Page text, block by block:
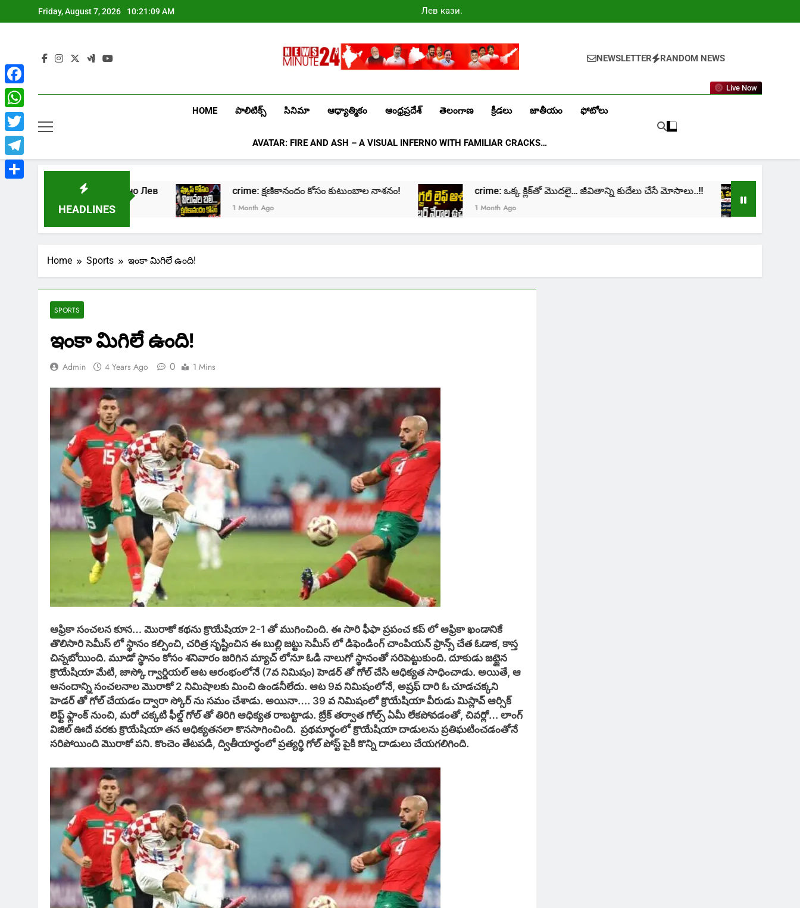
to
Friday, August 7, 2026 10:21:10 AM
Лев казино
промокоды
Newsminute24
NEWSLETTER RANDOM NEWS
Live Now
HOME పాలిటిక్స్ సినిమా ఆధ్యాత్మికం ఆంధ్రప్రదేశ్ తెలంగాణ క్రీడలు జాతీయం ఫోటోలు
AVATAR: FIRE AND ASH – A VISUAL INFERNO WITH FAMILIAR CRACKS…
HEADLINES
в онлайн казино Лев crime: క్షణికానందం కోసం కుటుంబాల నాశనం!
1 Month Ago
crime: ఒక్క క్లిక్‌తో మొదలై… జీవితాన్ని కుదేలు చేసే మోసాలు..!!
1 Month Ago
cinima: “నా
1 Month Ago
Home Sports ఇంకా మిగిలే ఉంది!
SPORTS
ఇంకా మిగిలే ఉంది!
Admin 4 Years Ago 0 1 Mins
ఆఫ్రికా సంచలన కూన… మొరాకో కథను క్రొయేషియా 2-1 తో ముగించింది. ఈ సారి ఫీఫా ప్రపంచ కప్ లో ఆఫ్రికా ఖండానికే
తొలిసారి సెమీస్ లో స్థానం కల్పించి, చరిత్ర సృష్టించిన ఈ బుల్లి జట్టు సెమీస్ లో డిఫెండింగ్ చాంపియన్ ఫ్రాన్స్ చేత ఓడాక, కాస్త
చిన్నబోయింది. మూడో స్థానం కోసం శనివారం జరిగిన మ్యాచ్ లోనూ ఓడి నాలుగో స్థానంతో సరిపెట్టుకుంది. దూకుడు జట్టైన
క్రొయేషియా మేటి, జాస్కో గ్వార్డియల్ ఆట ఆరంభంలోనే (7వ నిమిషం) హెడర్ తో గోల్ చేసి ఆధిక్యత సాధించాడు. అయితే, ఆ
ఆనందాన్ని సంచలనాల మొరాకో 2 నిమిషాలకు మించి ఉండనీలేదు. ఆట 9వ నిమిషంలోనే, అష్రఫ్ దారి ఓ చూడచక్కని
హెడర్ తో గోల్ చేయడం ద్వారా స్కోర్ ను సమం చేశాడు. అయినా…. 39 వ నిమిషంలో క్రొయేషియా వీరుడు మిస్లావ్ ఆర్సిక్
లెఫ్ట్ ఫ్లాంక్ నుంచి, మరో చక్కటి ఫీల్డ్ గోల్ తో తిరిగి ఆధిక్యత రాబట్టాడు. బ్రేక్ తర్వాత గోల్స్ ఏమీ లేకపోవడంతో, చివర్లో… లాంగ్
విజిల్ ఊదే వరకు క్రొయేషియా తన ఆధిక్యతనలా కొనసాగించింది. ప్రథమార్థంలో క్రొయేషియా దాడులను ప్రతిఘటించడంతోనే
సరిపోయింది మొరాకో పని. కొంచెం తేటపడి, ద్వితీయార్ధంలో ప్రత్యర్థి గోల్ పోస్ట్ పైకి కొన్ని దాడులు చేయగలిగింది.
Facebook
WhatsApp
Twitter
Telegram